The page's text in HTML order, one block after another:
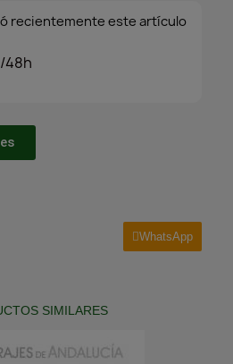
recientemente este artículo
48h
WhatsApp
SIMILARES